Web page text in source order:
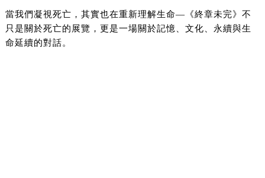
當我們凝視死亡，其實也在重新理解生命—《終章未完》不
只是關於死亡的展覽，更是一場關於記憶、文化、永續與生
命延續的對話。